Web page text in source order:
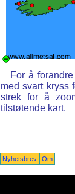
For å
med svart kryss
strek for å
tilstøtende kart.
Nyhetsbrev Om